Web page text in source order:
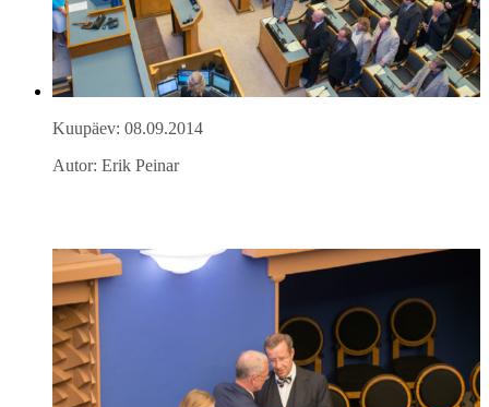
Kuupäev: 08.09.2014
Autor: Erik Peinar